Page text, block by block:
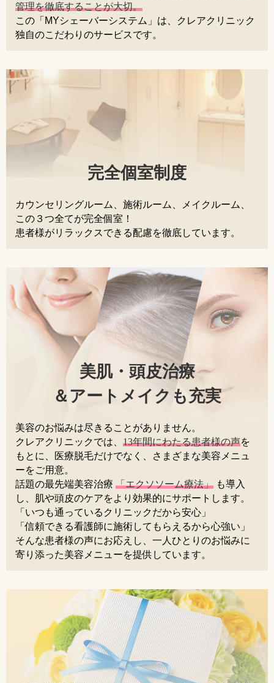
管理を徹底することが大切。
この「MYシェーバーシステム」は、クレアクリニック
独自のこだわりのサービスです。
完全個室制度
カウンセリングルーム、施術ルーム、メイクルーム、
この３つ全てが完全個室！
患者様がリラックスできる配慮を徹底しています。
美肌・頭皮治療
＆アートメイクも充実
美容のお悩みは尽きることがありません。
クレアクリニックでは、 13年間にわたる患者様の声を
もとに、医療脱毛だけでなく、さまざまな美容メニュ
ーをご用意。
話題の最先端美容治療 「エクソソーム療法」 も導入
し、肌や頭皮のケアをより効果的にサポートします。
「いつも通っているクリニックだから安心」
「信頼できる看護師に施術してもらえるから心強い」
そんな患者様の声にお応えし、一人ひとりのお悩みに
寄り添った美容メニューを提供しています。